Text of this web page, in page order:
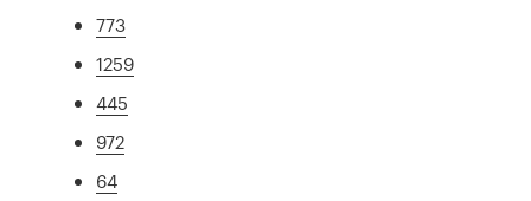
773
1259
445
972
64